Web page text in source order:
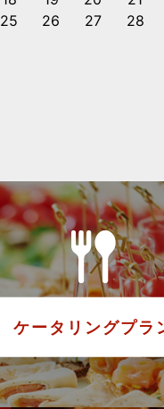
25 26 27 28
ケータリングプラ